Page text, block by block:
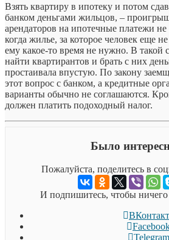
Взять квартиру в ипотеку и потом
банком деньгами жильцов, –
арендаторов на ипотечные платежи не
когда жилье, за которое человек еще
ему какое-то время не нужно. В такой
найти квартирантов и брать с них
простаивала впустую. По закону
этот вопрос с банком, а кредитные
варианты обычно не соглашаются.
должен платить подоходный налог.
Было
Пожалуйста, поделитесь в
И подпишитесь, чтобы ничего
Telegram